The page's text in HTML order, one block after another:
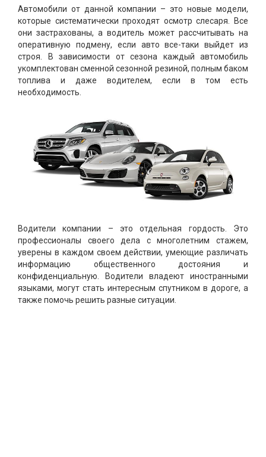
Автомобили от данной компании – это новые модели,
которые систематически проходят осмотр слесаря. Все
они застрахованы, а водитель может рассчитывать на
оперативную подмену, если авто все-таки выйдет из
строя. В зависимости от сезона каждый автомобиль
укомплектован сменной сезонной резиной, полным баком
топлива и даже водителем, если в том есть
необходимость.
Водители компании – это отдельная гордость. Это
профессионалы своего дела с многолетним стажем,
уверены в каждом своем действии, умеющие различать
информацию общественного достояния и
конфиденциальную. Водители владеют иностранными
языками, могут стать интересным спутником в дороге, а
также помочь решить разные ситуации.